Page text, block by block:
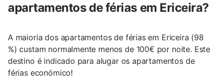
apartamentos de férias em Ericeira?
A maioria dos apartamentos de férias em Ericeira (98
%) custam normalmente menos de 100€ por noite. Este
destino é indicado para alugar os apartamentos de
férias económico!